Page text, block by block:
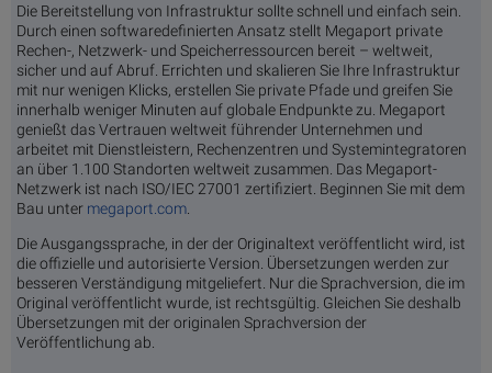
Die Bereitstellung von Infrastruktur sollte schnell und einfach sein.
Durch einen softwaredefinierten Ansatz stellt Megaport private
Rechen-, Netzwerk- und Speicherressourcen bereit – weltweit,
sicher und auf Abruf. Errichten und skalieren Sie Ihre Infrastruktur
mit nur wenigen Klicks, erstellen Sie private Pfade und greifen Sie
innerhalb weniger Minuten auf globale Endpunkte zu. Megaport
genießt das Vertrauen weltweit führender Unternehmen und
arbeitet mit Dienstleistern, Rechenzentren und Systemintegratoren
an über 1.100 Standorten weltweit zusammen. Das Megaport-
Netzwerk ist nach ISO/IEC 27001 zertifiziert. Beginnen Sie mit dem
Bau unter megaport.com
Die Ausgangssprache, in der der Originaltext veröffentlicht wird, ist
die offizielle und autorisierte Version. Übersetzungen werden zur
besseren Verständigung mitgeliefert. Nur die Sprachversion, die im
Original veröffentlicht wurde, ist rechtsgültig. Gleichen Sie deshalb
Übersetzungen mit der originalen Sprachversion der
Veröffentlichung ab.